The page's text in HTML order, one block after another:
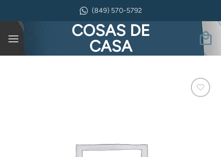
contenido
(849) 570-5792
COSAS DE
CASA